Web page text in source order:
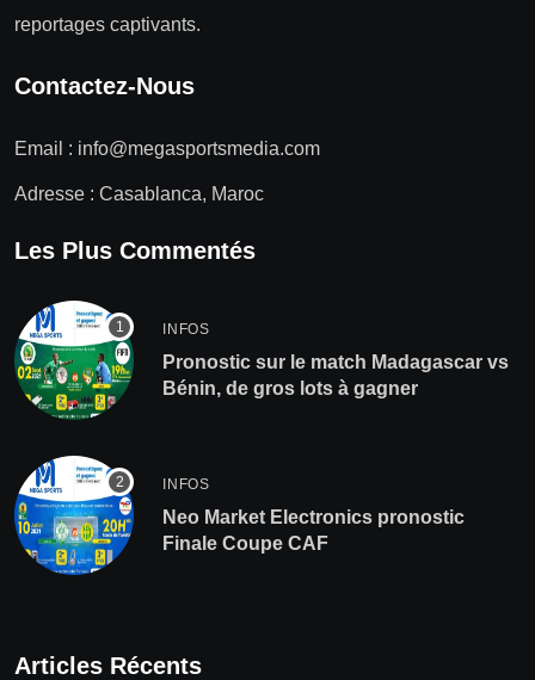
reportages captivants.
Contactez-Nous
Email : info@megasportsmedia.com
Adresse : Casablanca, Maroc
Les Plus Commentés
INFOS
Pronostic sur le match Madagascar vs
Bénin, de gros lots à gagner
INFOS
Neo Market Electronics pronostic
Finale Coupe CAF
Articles Récents